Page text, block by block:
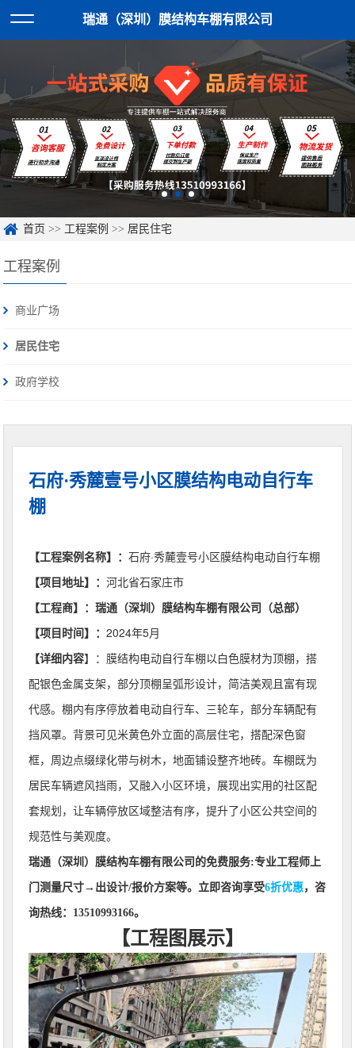
瑞通（深圳）膜结构车棚有限公司
首页 >> 工程案例 >> 居民住宅
工程案例
商业广场
居民住宅
政府学校
石府·秀麓壹号小区膜结构电动自行车
棚
【工程案例名称】：石府·秀麓壹号小区膜结构电动自行车棚
【项目地址】：河北省石家庄市
【工程商】：瑞通（深圳）膜结构车棚有限公司（总部）
【项目时间】：2024年5月
【详细内容】： 膜结构电动自行车棚以白色膜材为顶棚，搭
配银色金属支架，部分顶棚呈弧形设计，简洁美观且富有现
代感。棚内有序停放着电动自行车、三轮车，部分车辆配有
挡风罩。背景可见米黄色外立面的高层住宅，搭配深色窗
框，周边点缀绿化带与树木，地面铺设整齐地砖。车棚既为
居民车辆遮风挡雨，又融入小区环境，展现出实用的社区配
套规划，让车辆停放区域整洁有序，提升了小区公共空间的
规范性与美观度。
瑞通（深圳）膜结构车棚有限公司的免费服务:专业工程师上
门测量尺寸→出设计/报价方案等。立即咨询享受6折优惠，咨
询热线：13510993166。
【工程图展示】